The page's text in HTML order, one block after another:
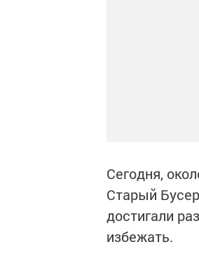
Сегодня,
Старый
достигали
избежать.